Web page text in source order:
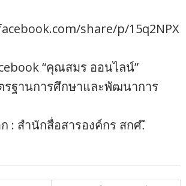
share/p/15q2NPX
“คุณสมร ออนไลน์”
รฐานการศึกษาและพัฒนาการ
: สำนักสื่อสารองค์กร สกศ.ึ